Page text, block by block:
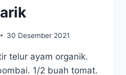
30 Desember 2021
telur ayam organik.
1/2 buah tomat.